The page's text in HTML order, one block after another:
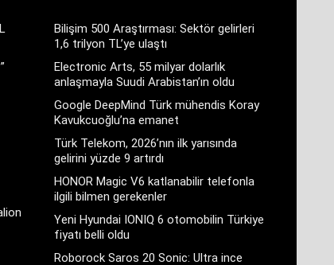
Bilişim 500 Araştırması: Sektör gelirleri
1,6 trilyon TL’ye ulaştı
Electronic Arts, 55 milyar dolarlık
anlaşmayla Suudi Arabistan’ın oldu
Google DeepMind Türk mühendis Koray
Kavukcuoğlu’na emanet
Türk Telekom, 2026’nın ilk yarısında
gelirini yüzde 9 artırdı
HONOR Magic V6 katlanabilir telefonla
ilgili bilmen gerekenler
Yeni Hyundai IONIQ 6 otomobilin Türkiye
fiyatı belli oldu
Roborock Saros 20 Sonic: Ultra ince